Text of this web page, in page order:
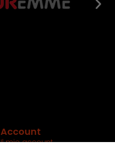
Account
Il mio account